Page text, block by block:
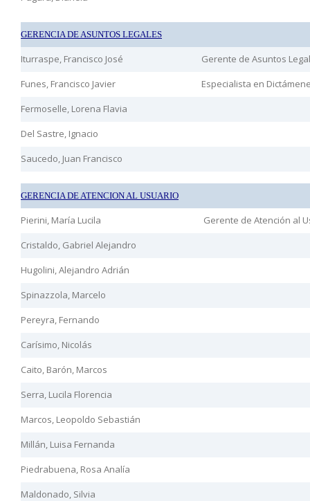
GERENCIA DE ASUNTOS LEGALES
Iturraspe, Francisco José
Gerente de Asuntos
Funes, Francisco Javier
Especialista en
Fermoselle, Lorena Flavia
Del Sastre, Ignacio
Saucedo, Juan Francisco
GERENCIA DE ATENCION AL USUARIO
Pierini, María Lucila
Gerente de Atención al
Cristaldo, Gabriel Alejandro
Hugolini, Alejandro Adrián
Spinazzola, Marcelo
Pereyra, Fernando
Carísimo, Nicolás
Caito, Barón, Marcos
Serra, Lucila Florencia
Marcos, Leopoldo Sebastián
Millán, Luisa Fernanda
Piedrabuena, Rosa Analía
Maldonado, Silvia